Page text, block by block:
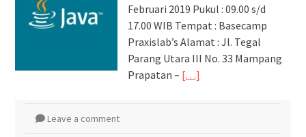
Februari 2019 Pukul : 09.00 s/d
17.00 WIB Tempat : Basecamp
Praxislab’s Alamat : Jl. Tegal
Parang Utara III No. 33 Mampang
Prapatan – […]
Leave a comment